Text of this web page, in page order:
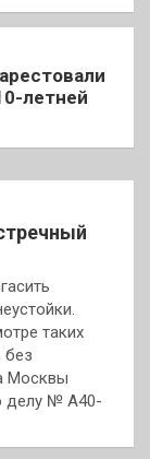
летней
таких
без
Москвы
делу № А40-